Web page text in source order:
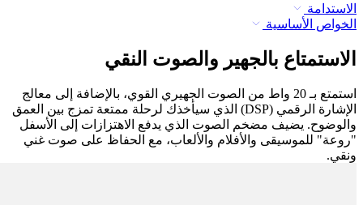
الاستدامة
الخواص الأساسية
الاستمتاع بالجهير والصوت النقي
استمتع بـ 20 واط من الصوت الجهيري القوي، بالإضافة إلى معالج
الإشارة الرقمي (DSP) الذي سيأخذك لرحلة ممتعة تمزج بين العمق
والوضوح. يضيف مضخم الصوت الذي يدفع الاهتزازات إلى الأسفل
"روعة" للموسيقى والأفلام والألعاب، مع الحفاظ على صوت غني
ونقي.